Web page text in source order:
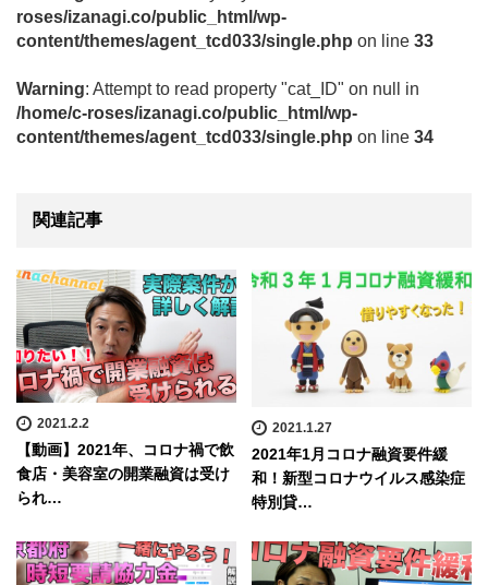
roses/izanagi.co/public_html/wp-
content/themes/agent_tcd033/single.php on line 33
Warning: Attempt to read property "cat_ID" on null in
/home/c-roses/izanagi.co/public_html/wp-
content/themes/agent_tcd033/single.php on line 34
関連記事
2021.2.2
【動画】2021年、コロナ禍で飲
食店・美容室の開業融資は受け
られ…
2021.1.27
2021年1月コロナ融資要件緩
和！新型コロナウイルス感染症
特別貸…